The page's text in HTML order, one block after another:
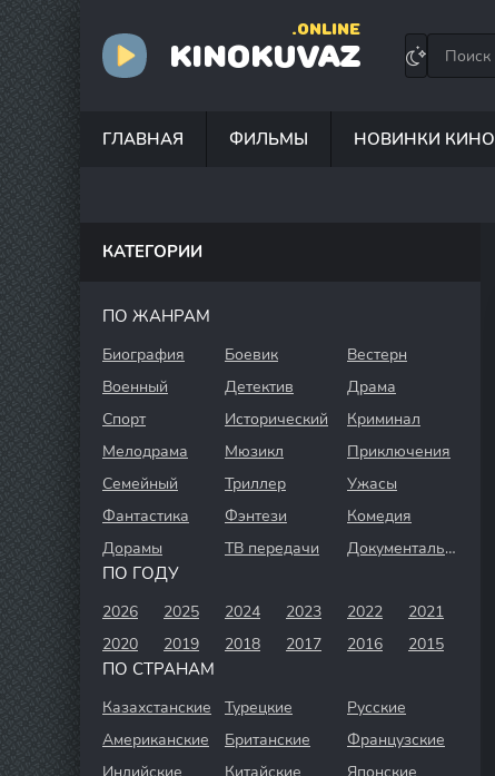
KINOKUVAZ
.ONLINE
ГЛАВНАЯ ФИЛЬМЫ НОВИНКИ КИНО
КАТЕГОРИИ
ПО ЖАНРАМ
Биография Боевик
Вестерн
Военный
Детектив
Драма
Спорт
Исторический
Криминал
Мелодрама
Мюзикл
Приключения
Семейный
Триллер
Ужасы
Фантастика
Фэнтези
Комедия
Дорамы
ТВ передачи Документальный
ПО ГОДУ
2026 2025 2024 2023 2022
2021
2020
2019 2018 2017 2016 2015
ПО СТРАНАМ
Казахстанские Турецкие
Русские
Американские
Британские
Французские